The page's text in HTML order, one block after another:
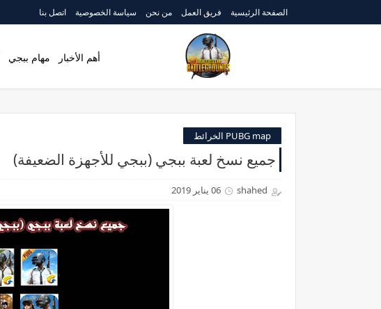
الصفحة الرئيسية فريق العمل من نحن سياسة الخصوصية اتصل بنا
أهم الأخبار مهام ببجي
PUBG map الخرائط
جميع نسخ لعبة ببجي (ببجي للأجهزة الضعيفة)
shahed 06 يناير 2019